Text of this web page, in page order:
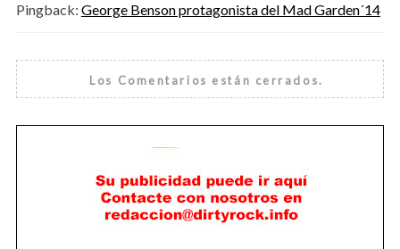
Pingback: George Benson protagonista del Mad Garden´14
Los Comentarios están cerrados.